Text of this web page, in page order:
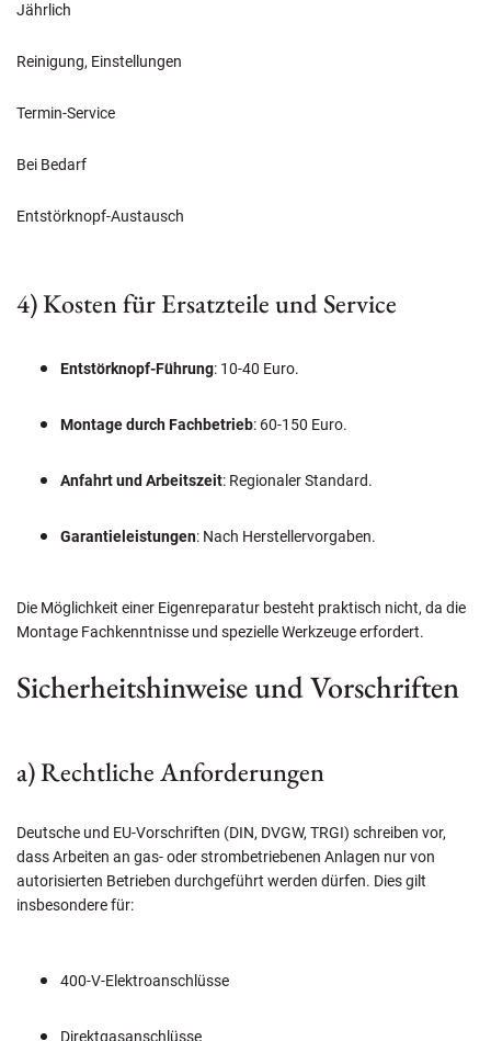
Jährlich
Reinigung, Einstellungen
Termin-Service
Bei Bedarf
Entstörknopf-Austausch
4) Kosten für Ersatzteile und Service
Entstörknopf-Führung: 10-40 Euro.
Montage durch Fachbetrieb: 60-150 Euro.
Anfahrt und Arbeitszeit: Regionaler Standard.
Garantieleistungen: Nach Herstellervorgaben.
Die Möglichkeit einer Eigenreparatur besteht praktisch nicht, da die
Montage Fachkenntnisse und spezielle Werkzeuge erfordert.
Sicherheitshinweise und Vorschriften
a) Rechtliche Anforderungen
Deutsche und EU-Vorschriften (DIN, DVGW, TRGI) schreiben vor,
dass Arbeiten an gas- oder strombetriebenen Anlagen nur von
autorisierten Betrieben durchgeführt werden dürfen. Dies gilt
insbesondere für:
400-V-Elektroanschlüsse
Direktgasanschlüsse